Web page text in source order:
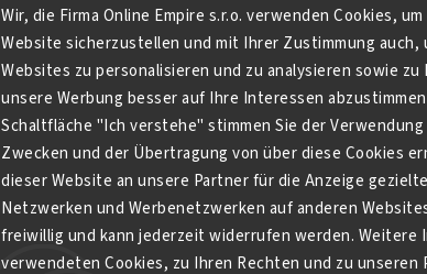
Wir, die Firma Online Empire s.r.o. verwenden Cookies,
Website sicherzustellen und mit Ihrer Zustimmung auch,
Websites zu personalisieren und zu analysieren sowie
unsere Werbung besser auf Ihre Interessen
Schaltfläche "Ich verstehe" stimmen Sie der
Zwecken und der Übertragung von über diese Cookies
dieser Website an unsere Partner für die Anzeige
Netzwerken und Werbenetzwerken auf anderen
freiwillig und kann jederzeit widerrufen werden. Weitere
verwendeten Cookies, zu Ihren Rechten und zu unseren